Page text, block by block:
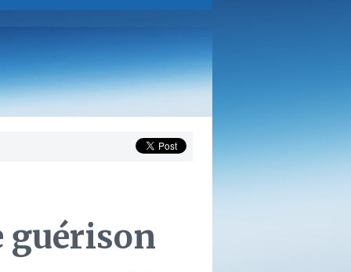
guérison